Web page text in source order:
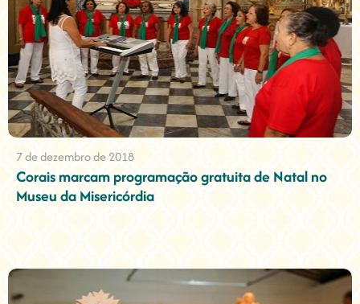
7 de dezembro de 2018
Corais marcam programação gratuita de Natal no
Museu da Misericórdia